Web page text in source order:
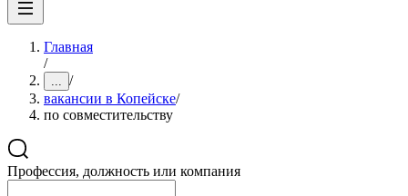
Главная
/
... /
вакансии в Копейске/
по совместительству
Профессия, должность или компания